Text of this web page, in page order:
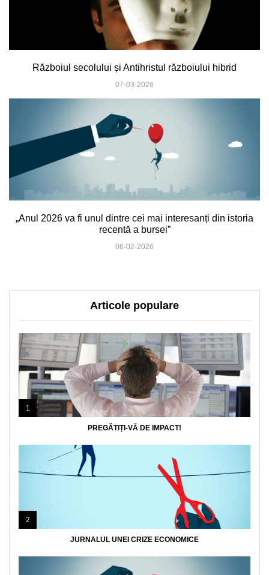
Războiul secolului și Antihristul războiului hibrid
07-03-2026
„Anul 2026 va fi unul dintre cei mai interesanți din istoria
recentă a bursei”
06-02-2026
Articole populare
1
PREGĂTIȚI-VĂ DE IMPACT!
2
JURNALUL UNEI CRIZE ECONOMICE